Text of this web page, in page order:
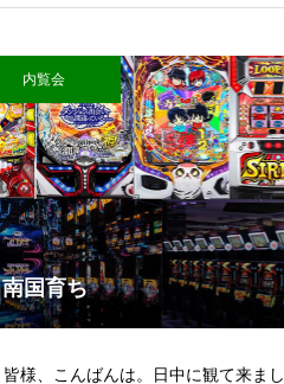
パンドラ横須賀店様
内覧会
南国育ち
皆様、こんばんは。日中に観て来まし